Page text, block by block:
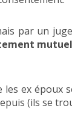
par un
mutuel
ex époux
(ils se